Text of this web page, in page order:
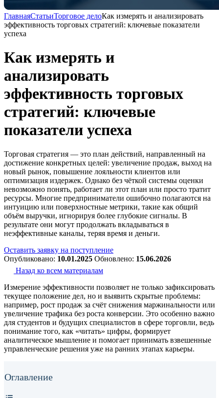
ГлавнаяСтатьиТорговое делоКак измерять и анализировать
эффективность торговых стратегий: ключевые показатели
успеха
Как измерять и
анализировать
эффективность торговых
стратегий: ключевые
показатели успеха
Торговая стратегия — это план действий, направленный на
достижение конкретных целей: увеличение продаж, выход на
новый рынок, повышение лояльности клиентов или
оптимизация издержек. Однако без чёткой системы оценки
невозможно понять, работает ли этот план или просто тратит
ресурсы. Многие предприниматели ошибочно полагаются на
интуицию или поверхностные метрики, такие как общий
объём выручки, игнорируя более глубокие сигналы. В
результате они могут продолжать вкладываться в
неэффективные каналы, теряя время и деньги.
Оставить заявку на поступление
Опубликовано: 10.01.2025 Обновлено: 15.06.2026
Назад ко всем материалам
Измерение эффективности позволяет не только зафиксировать
текущее положение дел, но и выявить скрытые проблемы:
например, рост продаж за счёт снижения маржинальности или
увеличение трафика без роста конверсии. Это особенно важно
для студентов и будущих специалистов в сфере торговли, ведь
понимание того, как «читать» цифры, формирует
аналитическое мышление и помогает принимать взвешенные
управленческие решения уже на ранних этапах карьеры.
Оглавление